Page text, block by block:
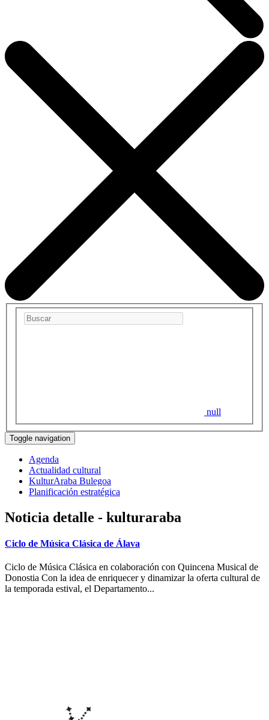
null
Toggle navigation
Agenda
Actualidad cultural
KulturAraba Bulegoa
Planificación estratégica
Noticia detalle - kulturaraba
Ciclo de Música Clásica de Álava
Ciclo de Música Clásica en colaboración con Quincena Musical de
Donostia Con la idea de enriquecer y dinamizar la oferta cultural de
la temporada estival, el Departamento...